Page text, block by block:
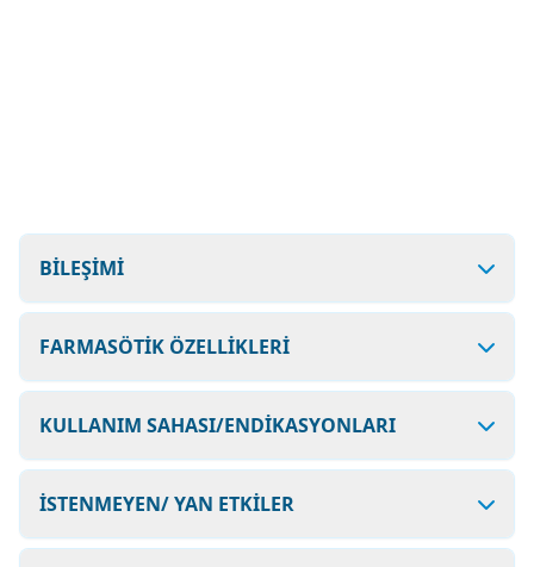
BİLEŞİMİ
FARMASÖTİK ÖZELLİKLERİ
KULLANIM SAHASI/ENDİKASYONLARI
İSTENMEYEN/ YAN ETKİLER